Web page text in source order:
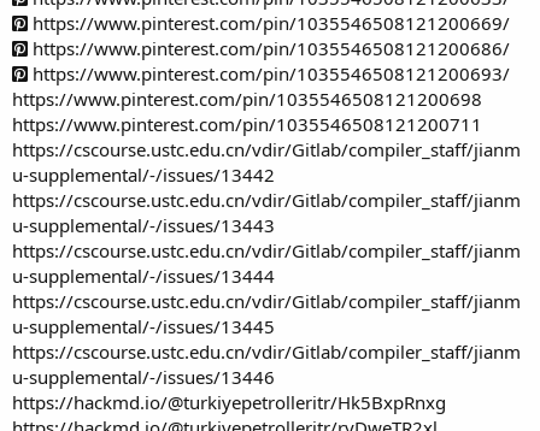
https://www.pinterest.com/pin/1035546508121200669/
https://www.pinterest.com/pin/1035546508121200686/
https://www.pinterest.com/pin/1035546508121200693/
https://www.pinterest.com/pin/1035546508121200698
https://www.pinterest.com/pin/1035546508121200711
https://cscourse.ustc.edu.cn/vdir/Gitlab/compiler_staff/jianm
u-supplemental/-/issues/13442
https://cscourse.ustc.edu.cn/vdir/Gitlab/compiler_staff/jianm
u-supplemental/-/issues/13443
https://cscourse.ustc.edu.cn/vdir/Gitlab/compiler_staff/jianm
u-supplemental/-/issues/13444
https://cscourse.ustc.edu.cn/vdir/Gitlab/compiler_staff/jianm
u-supplemental/-/issues/13445
https://cscourse.ustc.edu.cn/vdir/Gitlab/compiler_staff/jianm
u-supplemental/-/issues/13446
https://hackmd.io/@turkiyepetrolleritr/Hk5BxpRnxg